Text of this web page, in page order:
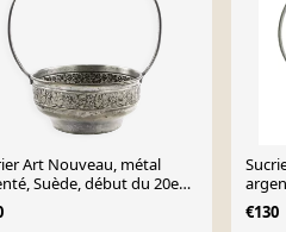
Art Nouveau, métal
Suède, début du 20e
€130